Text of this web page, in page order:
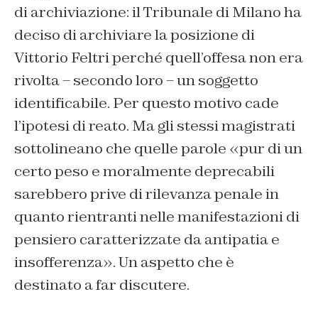
di archiviazione: il Tribunale di Milano ha
deciso di archiviare la posizione di
Vittorio Feltri perché quell’offesa non era
rivolta – secondo loro – un soggetto
identificabile. Per questo motivo cade
l’ipotesi di reato. Ma gli stessi magistrati
sottolineano che quelle parole «pur di un
certo peso e moralmente deprecabili
sarebbero prive di rilevanza penale in
quanto rientranti nelle manifestazioni di
pensiero caratterizzate da antipatia e
insofferenza». Un aspetto che è
destinato a far discutere.